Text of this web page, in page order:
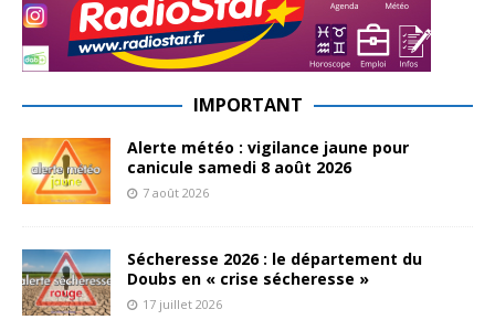
IMPORTANT
Alerte météo : vigilance jaune pour
canicule samedi 8 août 2026
7 août 2026
Sécheresse 2026 : le département du
Doubs en « crise sécheresse »
17 juillet 2026